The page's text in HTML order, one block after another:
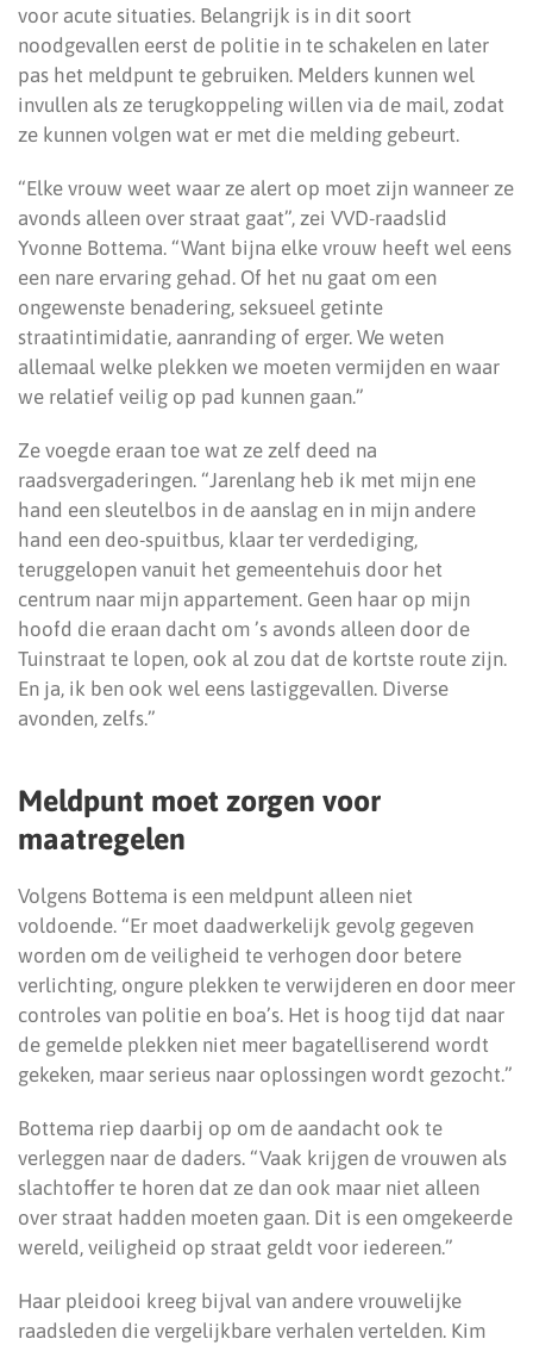
voor acute situaties. Belangrijk is in dit soort
noodgevallen eerst de politie in te schakelen en later
pas het meldpunt te gebruiken. Melders kunnen wel
invullen als ze terugkoppeling willen via de mail, zodat
ze kunnen volgen wat er met die melding gebeurt.
“Elke vrouw weet waar ze alert op moet zijn wanneer ze
avonds alleen over straat gaat”, zei VVD-raadslid
Yvonne Bottema. “Want bijna elke vrouw heeft wel eens
een nare ervaring gehad. Of het nu gaat om een
ongewenste benadering, seksueel getinte
straatintimidatie, aanranding of erger. We weten
allemaal welke plekken we moeten vermijden en waar
we relatief veilig op pad kunnen gaan.”
Ze voegde eraan toe wat ze zelf deed na
raadsvergaderingen. “Jarenlang heb ik met mijn ene
hand een sleutelbos in de aanslag en in mijn andere
hand een deo-spuitbus, klaar ter verdediging,
teruggelopen vanuit het gemeentehuis door het
centrum naar mijn appartement. Geen haar op mijn
hoofd die eraan dacht om ’s avonds alleen door de
Tuinstraat te lopen, ook al zou dat de kortste route zijn.
En ja, ik ben ook wel eens lastiggevallen. Diverse
avonden, zelfs.”
Meldpunt moet zorgen voor
maatregelen
Volgens Bottema is een meldpunt alleen niet
voldoende. “Er moet daadwerkelijk gevolg gegeven
worden om de veiligheid te verhogen door betere
verlichting, ongure plekken te verwijderen en door meer
controles van politie en boa’s. Het is hoog tijd dat naar
de gemelde plekken niet meer bagatelliserend wordt
gekeken, maar serieus naar oplossingen wordt gezocht.”
Bottema riep daarbij op om de aandacht ook te
verleggen naar de daders. “Vaak krijgen de vrouwen als
slachtoffer te horen dat ze dan ook maar niet alleen
over straat hadden moeten gaan. Dit is een omgekeerde
wereld, veiligheid op straat geldt voor iedereen.”
Haar pleidooi kreeg bijval van andere vrouwelijke
raadsleden die vergelijkbare verhalen vertelden. Kim